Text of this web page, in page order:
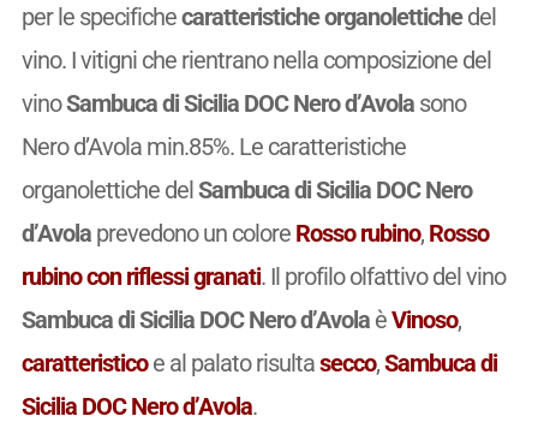
per le specifichecaratteristiche organolettichedel
vino. I vitigni che rientrano nella composizione del
vinoSambuca di Sicilia DOC Nero d’Avolasono
Nero d’Avola min.85%. Le caratteristiche
organolettiche delSambuca di Sicilia DOC Nero
d’Avolaprevedono un colore Rosso rubino, Rosso
rubino con riflessi granati. Il profilo olfattivo del vino
Sambuca di Sicilia DOC Nero d’AvolaèVinoso,
caratteristicoe al palato risultasecco,Sambuca di
Sicilia DOC Nero d’Avola.